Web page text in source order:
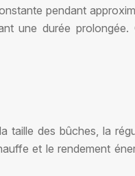
pendant
une durée
des bûches, la
et le rendement